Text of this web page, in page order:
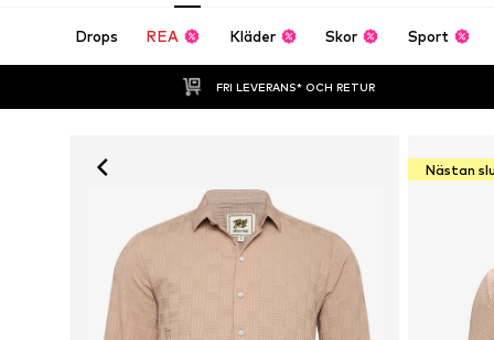
Drops REA Kläder Skor Sport
FRI LEVERANS* OCH RETUR
Nästan